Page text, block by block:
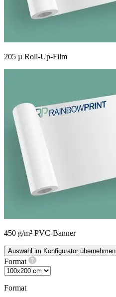
205 µ Roll-Up-Film
450 g/m² PVC-Banner
Auswahl im Konfigurator übernehmen
Format
Format